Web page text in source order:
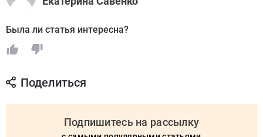
Была ли статья интересна?
Поделиться
Подпишитесь на рассылку